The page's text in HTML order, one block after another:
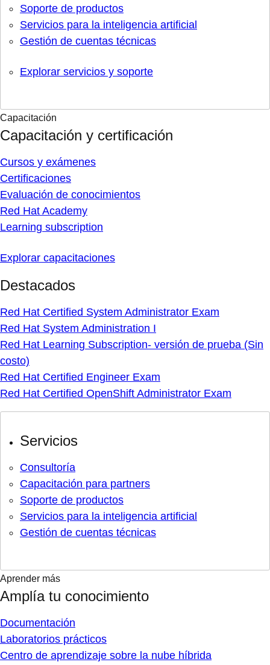
Soporte de productos
Servicios para la inteligencia artificial
Gestión de cuentas técnicas
Explorar servicios y soporte
Capacitación
Capacitación y certificación
Cursos y exámenes
Certificaciones
Evaluación de conocimientos
Red Hat Academy
Learning subscription
Explorar capacitaciones
Destacados
Red Hat Certified System Administrator Exam
Red Hat System Administration I
Red Hat Learning Subscription- versión de prueba (Sin
costo)
Red Hat Certified Engineer Exam
Red Hat Certified OpenShift Administrator Exam
Servicios
Consultoría
Capacitación para partners
Soporte de productos
Servicios para la inteligencia artificial
Gestión de cuentas técnicas
Aprender más
Amplía tu conocimiento
Documentación
Laboratorios prácticos
Centro de aprendizaje sobre la nube híbrida